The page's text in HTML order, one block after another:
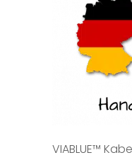
VIABLUE™